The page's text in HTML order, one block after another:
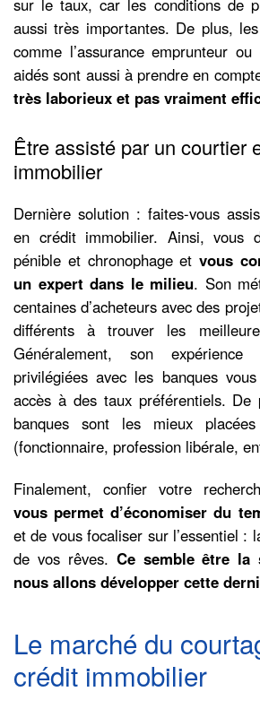
sur le taux, car les conditions de
aussi très importantes. De plus,
comme l’assurance emprunteur
aidés sont aussi à prendre en
très laborieux et pas vraiment
Être assisté par un courtier
immobilier
Dernière solution : faites-vous
en crédit immobilier. Ainsi, vous
pénible et chronophage et vous
un expert dans le milieu. Son
centaines d’acheteurs avec des
différents à trouver les
Généralement, son
privilégiées avec les banques
accès à des taux préférentiels.
banques sont les mieux
(fonctionnaire, profession libérale,
Finalement, confier votre
vous permet d’économiser du
et de vous focaliser sur l’essentiel :
de vos rêves. Ce semble être la
nous allons développer cette
Le marché du
crédit immobilier